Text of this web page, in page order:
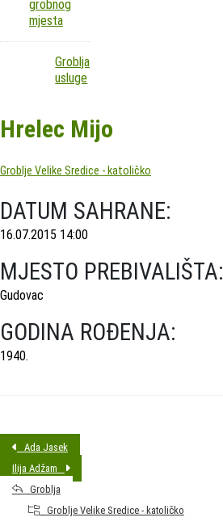
grobnog
mjesta
Groblja
usluge
Hrelec Mijo
Groblje Velike Sredice - katoličko
DATUM SAHRANE:
16.07.2015 14:00
MJESTO PREBIVALIŠTA:
Gudovac
GODINA ROĐENJA:
1940.
Ada Jasek
Ilija Adžam
Groblja
Groblje Velike Sredice - katoličko